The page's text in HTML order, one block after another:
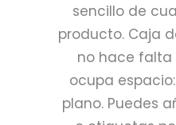
sencillo de
producto. Caja
no hace falta
ocupa
plano. Puedes